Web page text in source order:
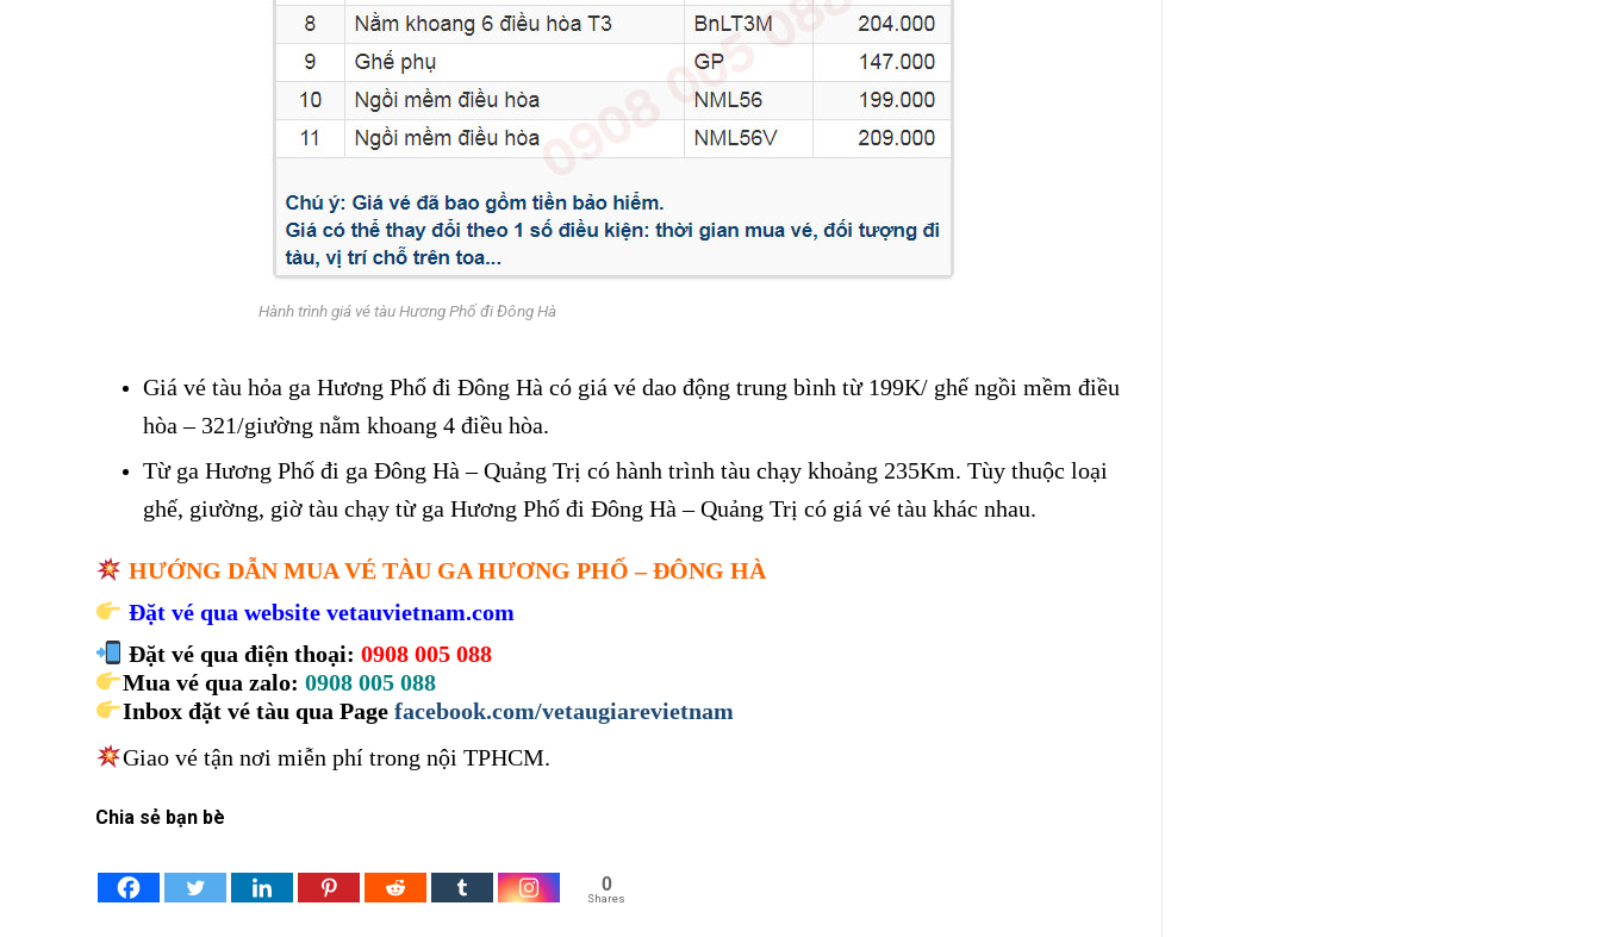
Hành trình giá vé tàu Hương Phố đi Đông Hà
Giá vé tàu hỏa ga Hương Phố đi Đông Hà có giá vé dao động trung bình từ 199K/ ghế ngồi mềm điều
hòa – 321/giường nằm khoang 4 điều hòa.
Từ ga Hương Phố đi ga Đông Hà – Quảng Trị có hành trình tàu chạy khoảng 235Km. Tùy thuộc loại
ghế, giường, giờ tàu chạy từ ga Hương Phố đi Đông Hà – Quảng Trị có giá vé tàu khác nhau.
HƯỚNG DẪN MUA VÉ TÀU GA HƯƠNG PHỐ – ĐÔNG HÀ
Đặt vé qua website vetauvietnam.com
Đặt vé qua điện thoại: 0908 005 088
Mua vé qua zalo: 0908 005 088
Inbox đặt vé tàu qua Page facebook.com/vetaugiarevietnam
Giao vé tận nơi miễn phí trong nội TPHCM.
Chia sẻ bạn bè
0
Shares